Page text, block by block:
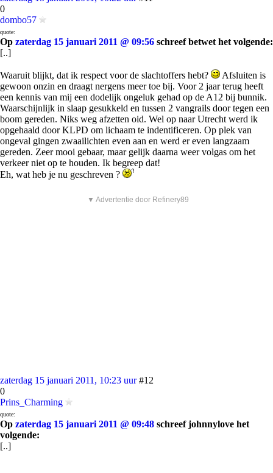
0
dombo57
quote:
Op zaterdag 15 januari 2011 @ 09:56 schreef betwet het volgende:
[..]
Waaruit blijkt, dat ik respect voor de slachtoffers hebt?
Afsluiten is
gewoon onzin en draagt nergens meer toe bij. Voor 2 jaar terug heeft
een kennis van mij een dodelijk ongeluk gehad op de A12 bij bunnik.
Waarschijnlijk in slaap gesukkeld en tussen 2 vangrails door tegen een
boom gereden. Niks weg afzetten oid. Wel op naar Utrecht werd ik
opgehaald door KLPD om lichaam te indentificeren. Op plek van
ongeval gingen zwaailichten even aan en werd er even langzaam
gereden. Zeer mooi gebaar, maar gelijk daarna weer volgas om het
verkeer niet op te houden. Ik begreep dat!
Eh, wat heb je nu geschreven ?
▼ Advertentie door Refinery89
zaterdag 15 januari 2011, 10:23 uur #12
0
Prins_Charming
quote:
Op zaterdag 15 januari 2011 @ 09:48 schreef johnnylove het
volgende:
[..]